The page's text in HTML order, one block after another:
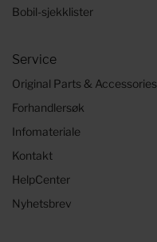
Bobil-sjekklister
Service
Original Parts & Accessories
Forhandlersøk
Infomateriale
Kontakt
HelpCenter
Nyhetsbrev